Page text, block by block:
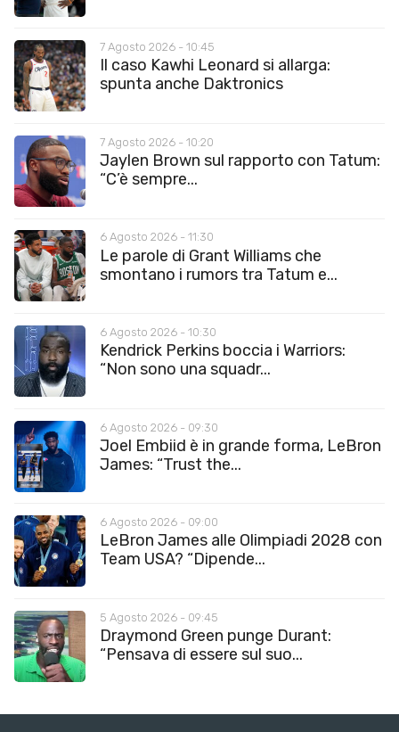
7 Agosto 2026 - 10:45
Il caso Kawhi Leonard si allarga:
spunta anche Daktronics
7 Agosto 2026 - 10:20
Jaylen Brown sul rapporto con Tatum:
“C’è sempre...
6 Agosto 2026 - 11:30
Le parole di Grant Williams che
smontano i rumors tra Tatum e...
6 Agosto 2026 - 10:30
Kendrick Perkins boccia i Warriors:
“Non sono una squadr...
6 Agosto 2026 - 09:30
Joel Embiid è in grande forma, LeBron
James: “Trust the...
6 Agosto 2026 - 09:00
LeBron James alle Olimpiadi 2028 con
Team USA? “Dipende...
5 Agosto 2026 - 09:45
Draymond Green punge Durant:
“Pensava di essere sul suo...